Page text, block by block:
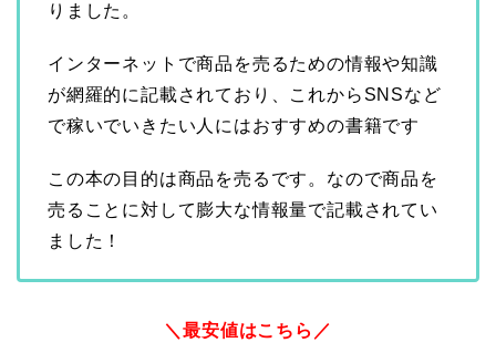
りました。
インターネットで商品を売るための情報や知識
が網羅的に記載されており、これからSNSなど
で稼いでいきたい人にはおすすめの書籍です
この本の目的は商品を売るです。なので商品を
売ることに対して膨大な情報量で記載されてい
ました！
＼最安値はこちら／